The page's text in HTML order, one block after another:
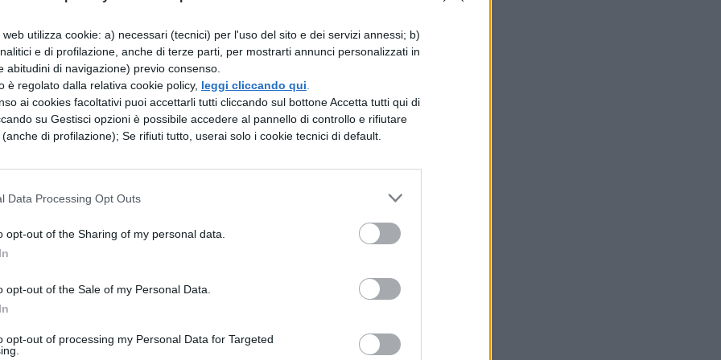
utilizza cookie: a) necessari (tecnici) per l'uso del sito e dei servizi annessi; b)
e di profilazione, anche di terze parti, per mostrarti annunci personalizzati in
abitudini di navigazione) previo consenso.
è regolato dalla relativa cookie policy, leggi cliccando qui
ai cookies facoltativi puoi accettarli tutti cliccando sul bottone Accetta tutti qui di
su Gestisci opzioni è possibile accedere al pannello di controllo e rifiutare
di profilazione); Se rifiuti tutto, userai solo i cookie tecnici di default.
Data Processing Opt Outs
opt-out of the Sharing of my personal data.
opt-out of the Sale of my Personal Data.
opt-out of processing my Personal Data for Targeted
fino alla morte fu elegante e clemente,
dorigine. Anzi, derise per giunta certuni che
stirpe dei Flavi ai fondatori di Rieti e al
del quale si trova sulla via Salaria. Non
esteriore a tal punto che nel giorno del
e del fastidio del corteo, non omise di
da vecchio aveva desiderato così
se non in tarda età, nemmeno il potere dei
patria. Tollerò assai mitemente la libertà degli
memore delle offese e delle inimicizie,
Vitellio, insieme ad una ricchissima dote.
di guardarsi da Mettinio Pomposiano, poiché si
per nascita imperatore, egli lo fece console,
ricordato tale beneficio.